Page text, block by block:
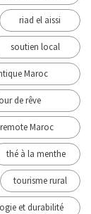
riad el aissi
soutien local
Maroc
de rêve
Maroc
thé à la menthe
tourisme rural
et durabilité